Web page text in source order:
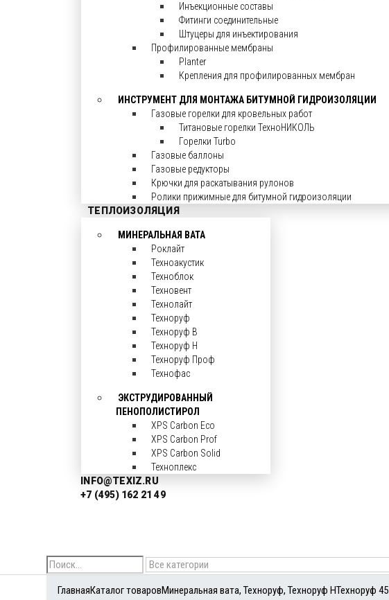
Инъекционные составы
Фитинги соединительные
Штуцеры для инъектирования
Профилированные мембраны
Planter
Крепления для профилированных мембран
ИНСТРУМЕНТ ДЛЯ МОНТАЖА БИТУМНОЙ ГИДРОИЗОЛЯЦИИ
Газовые горелки для кровельных работ
Титановые горелки ТехноНИКОЛЬ
Горелки Turbo
Газовые баллоны
Газовые редукторы
Крючки для раскатывания рулонов
Ролики прижимные для битумной гидроизоляции
ТЕПЛОИЗОЛЯЦИЯ
МИНЕРАЛЬНАЯ ВАТА
Роклайт
Техноакустик
Техноблок
Техновент
Технолайт
Техноруф
Техноруф В
Техноруф Н
Техноруф Проф
Технофас
ЭКСТРУДИРОВАННЫЙ
ПЕНОПОЛИСТИРОЛ
XPS Carbon Eco
XPS Carbon Prof
XPS Carbon Solid
Техноплекс
INFO@TEXIZ.RU
+7 (495) 162 21 49
ГлавнаяКаталог товаровМинеральная вата,Техноруф,Техноруф НТехноруф 45